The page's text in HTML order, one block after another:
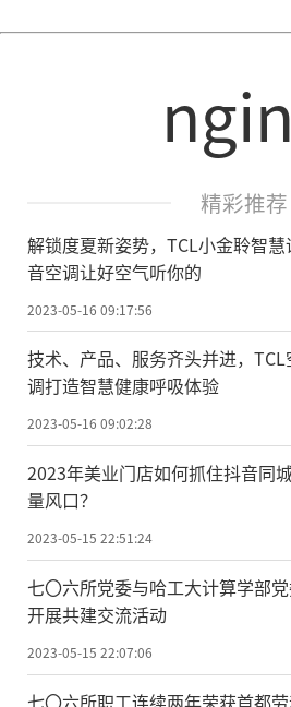
精彩推荐
解锁度夏新姿势，TCL小金聆智慧
音空调让好空气听你的
2023-05-16 09:17:56
技术、产品、服务齐头并进，TCL
调打造智慧健康呼吸体验
2023-05-16 09:02:28
2023年美业门店如何抓住抖音同
量风口？
2023-05-15 22:51:24
七〇六所党委与哈工大计算学部
开展共建交流活动
2023-05-15 22:07:06
七〇六所职工连续两年荣获首都